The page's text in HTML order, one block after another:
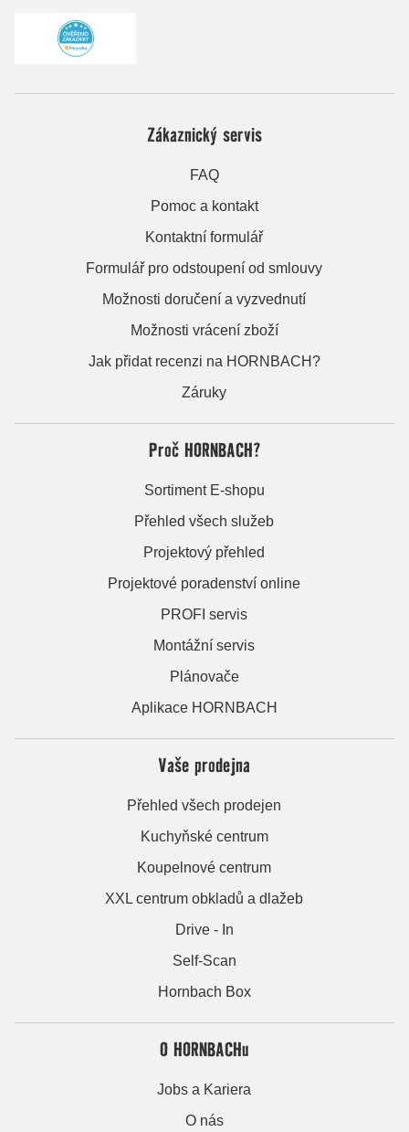
Zákaznický servis
FAQ
Pomoc a kontakt
Kontaktní formulář
Formulář pro odstoupení od smlouvy
Možnosti doručení a vyzvednutí
Možnosti vrácení zboží
Jak přidat recenzi na HORNBACH?
Záruky
Proč HORNBACH?
Sortiment E-shopu
Přehled všech služeb
Projektový přehled
Projektové poradenství online
PROFI servis
Montážní servis
Plánovače
Aplikace HORNBACH
Vaše prodejna
Přehled všech prodejen
Kuchyňské centrum
Koupelnové centrum
XXL centrum obkladů a dlažeb
Drive - In
Self-Scan
Hornbach Box
O HORNBACHu
Jobs a Kariera
O nás